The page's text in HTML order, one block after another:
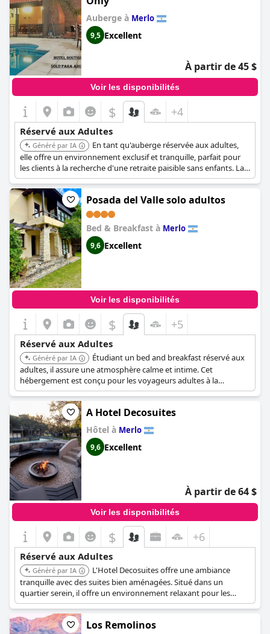
clients.
Auberge à Merlo
9,5 Excellent
À partir de 45 $
Voir les disponibilités
$ +4
Réservé aux Adultes
Généré par IA
En tant qu'auberge réservée aux adultes,
elle offre un environnement exclusif et tranquille, parfait pour
les clients à la recherche d'une retraite paisible sans enfants. La
désignation 'boutique' suggère un niveau supérieur de service
personnalisé et des équipements uniques adaptés à la détente
et au plaisir des adultes.Posada del Valle solo adultos
Bed & Breakfast à Merlo
9,6 Excellent
Voir les disponibilités
$ +5
Réservé aux Adultes
Généré par IA
Étudiant un bed and breakfast réservé aux
adultes, il assure une atmosphère calme et intime. Cet
hébergement est conçu pour les voyageurs adultes à la
recherche d'une évasion sereine, axée sur la détente et un
service personnalisé.
A Hotel Decosuites
Hôtel à Merlo
9,6 Excellent
À partir de 64 $
Voir les disponibilités
$ +6
Réservé aux Adultes
Généré par IA
L'Hotel Decosuites offre une ambiance
tranquille avec des suites bien aménagées. Situé dans un
quartier serein, il offre un environnement relaxant pour les
adultes en quête d'une escapade paisible.
Los Remolinos